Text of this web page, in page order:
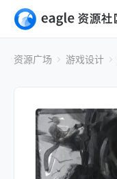
资源广场 游戏设计